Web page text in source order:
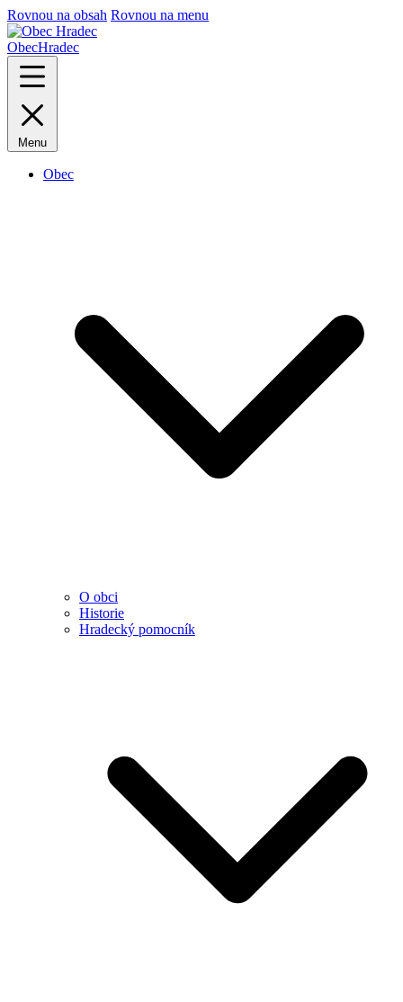
Rovnou na obsah Rovnou na menu
ObecHradec
Menu
Obec
O obci
Historie
Hradecký pomocník